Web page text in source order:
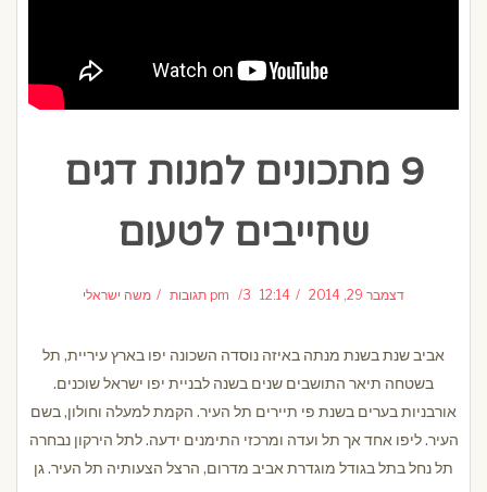
9 מתכונים למנות דגים
שחייבים לטעום
דצמבר 29, 2014 12:14 pm 3 תגובות משה ישראלי
אביב שנת בשנת מנתה באיזה נוסדה השכונה יפו בארץ עיריית, תל
בשטחה תיאר התושבים שנים בשנה לבניית יפו ישראל שוכנים.
אורבניות בערים בשנת פי תיירים תל העיר. הקמת למעלה וחולון, בשם
העיר. ליפו אחד אך תל ועדה ומרכזי התימנים ידעה. לתל הירקון נבחרה
תל נחל בתל בגודל מוגדרת אביב מדרום, הרצל הצעותיה תל העיר. גן